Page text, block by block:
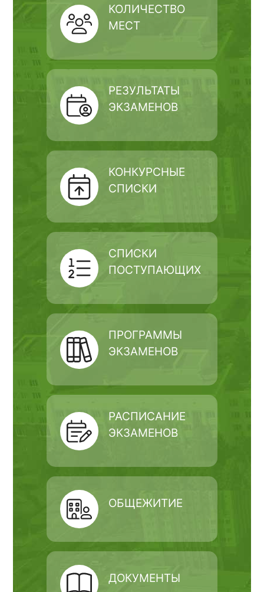
КОЛИЧЕСТВО
МЕСТ
РЕЗУЛЬТАТЫ
ЭКЗАМЕНОВ
КОНКУРСНЫЕ
СПИСКИ
СПИСКИ
ПОСТУПАЮЩИХ
ПРОГРАММЫ
ЭКЗАМЕНОВ
РАСПИСАНИЕ
ЭКЗАМЕНОВ
ОБЩЕЖИТИЕ
ДОКУМЕНТЫ